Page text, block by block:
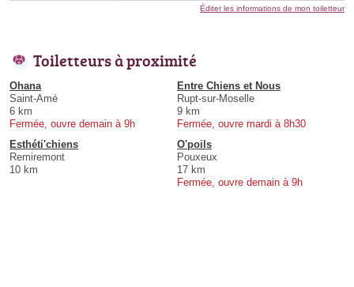
Éditer les informations de mon toiletteur
Toiletteurs à proximité
Ohana
Saint-Amé
6 km
Fermée, ouvre demain à 9h
Entre Chiens et Nous
Rupt-sur-Moselle
9 km
Fermée, ouvre mardi à 8h30
Esthéti'chiens
Remiremont
10 km
O'poils
Pouxeux
17 km
Fermée, ouvre demain à 9h